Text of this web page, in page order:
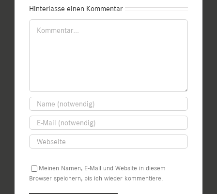
Hinterlasse einen Kommentar
Kommentar
Meinen Namen, E-Mail und Website in diesem
Browser speichern, bis ich wieder kommentiere.